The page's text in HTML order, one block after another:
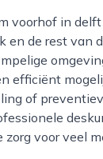
en de rest van
efficiënt
of
voor veel